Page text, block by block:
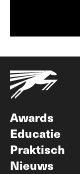
Awards
Educatie
Praktisch
Nieuws